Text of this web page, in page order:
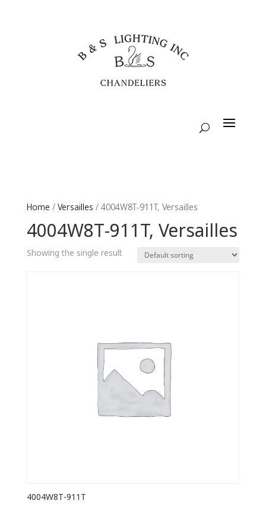
Home / Versailles / 4004W8T-911T, Versailles
4004W8T-911T, Versailles
Showing the single result
4004W8T-911T